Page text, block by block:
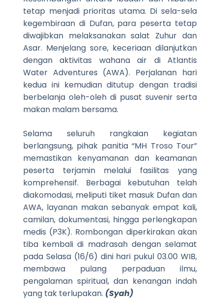
tetap menjadi prioritas utama. Di sela-sela
kegembiraan di Dufan, para peserta tetap
diwajibkan melaksanakan salat Zuhur dan
Asar. Menjelang sore, keceriaan dilanjutkan
dengan aktivitas wahana air di Atlantis
Water Adventures (AWA). Perjalanan hari
kedua ini kemudian ditutup dengan tradisi
berbelanja oleh-oleh di pusat suvenir serta
makan malam bersama.
Selama seluruh rangkaian kegiatan
berlangsung, pihak panitia “MH Troso Tour”
memastikan kenyamanan dan keamanan
peserta terjamin melalui fasilitas yang
komprehensif. Berbagai kebutuhan telah
diakomodasi, meliputi tiket masuk Dufan dan
AWA, layanan makan sebanyak empat kali,
camilan, dokumentasi, hingga perlengkapan
medis (P3K). Rombongan diperkirakan akan
tiba kembali di madrasah dengan selamat
pada Selasa (16/6) dini hari pukul 03.00 WIB,
membawa pulang perpaduan ilmu,
pengalaman spiritual, dan kenangan indah
yang tak terlupakan. (Syah)